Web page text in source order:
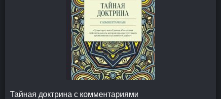
Тайная доктрина с комментариями